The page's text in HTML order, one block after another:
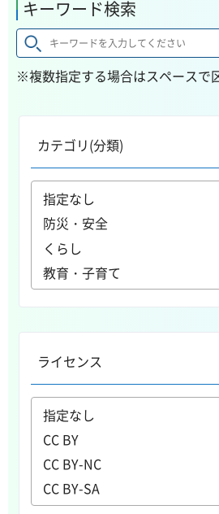
キーワード検索
※複数指定する場合はスペースで
カテゴリ(分類)
ライセンス